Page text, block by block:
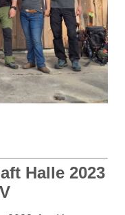
Halle 2023